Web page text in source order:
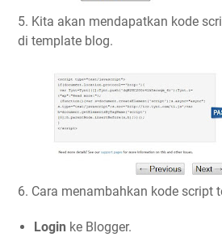
5. Kita akan mendapatkan kode
di template blog.
6. Cara menambahkan kode script
Login ke Blogger.